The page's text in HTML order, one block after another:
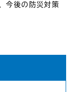
今後の防災対策